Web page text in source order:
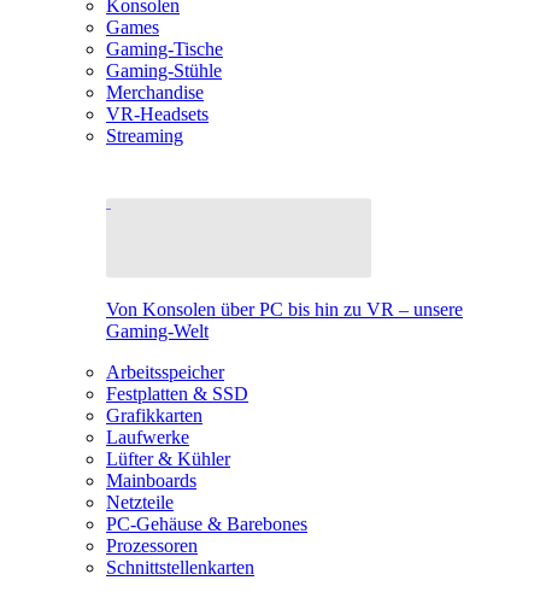
Konsolen
Games
Gaming-Tische
Gaming-Stühle
Merchandise
VR-Headsets
Streaming
Von Konsolen über PC bis hin zu VR – unsere
Gaming-Welt
Arbeitsspeicher
Festplatten & SSD
Grafikkarten
Laufwerke
Lüfter & Kühler
Mainboards
Netzteile
PC-Gehäuse & Barebones
Prozessoren
Schnittstellenkarten